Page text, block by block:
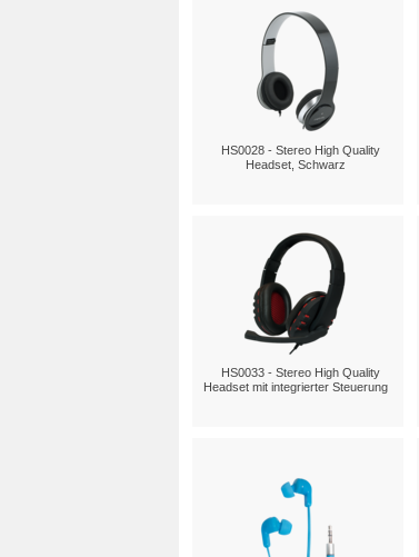
HS0028 - Stereo High Quality
Headset, Schwarz
HS0033 - Stereo High Quality
Headset mit integrierter Steuerung